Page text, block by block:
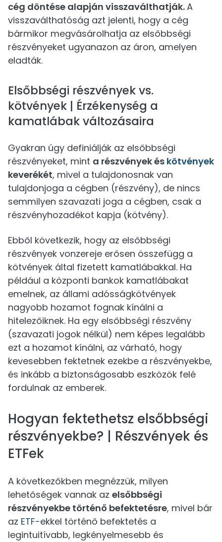
cég döntése alapján visszaválthatják.A
visszaválthatóság azt jelenti, hogy a cég
bármikor megvásárolhatja az elsőbbségi
részvényeket ugyanazon az áron, amelyen
eladták.
Elsőbbségi részvények vs.
kötvények | Érzékenység a
kamatlábak változásaira
Gyakran úgy definiálják az elsőbbségi
részvényeket, mint a részvények és kötvények
keverékét, mivel a tulajdonosnak van
tulajdonjoga a cégben (részvény), de nincs
semmilyen szavazati joga a cégben, csak a
részvényhozadékot kapja (kötvény).
Ebből következik, hogy az elsőbbségi
részvények vonzereje erősen összefügg a
kötvények által fizetett kamatlábakkal. Ha
például a központi bankok kamatlábakat
emelnek, az állami adósságkötvények
nagyobb hozamot fognak kínálni a
hitelezőiknek. Ha egy elsőbbségi részvény
(szavazati jogok nélkül) nem képes legalább
ezt a hozamot kínálni, az várható, hogy
kevesebben fektetnek ezekbe a részvényekbe,
és inkább a biztonságosabb eszközök felé
fordulnak az emberek.
Hogyan fektethetsz elsőbbségi
részvényekbe? | Részvények és
ETFek
A következőkben megnézzük, milyen
lehetőségek vannak az elsőbbségi
részvényekbe történő befektetésre, mivel bár
az ETF-ekkel történő befektetés a
legintuitívabb, legkényelmesebb és